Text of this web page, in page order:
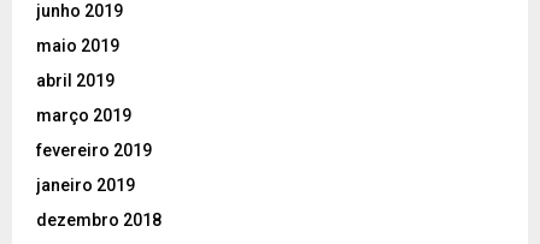
junho 2019
maio 2019
abril 2019
março 2019
fevereiro 2019
janeiro 2019
dezembro 2018